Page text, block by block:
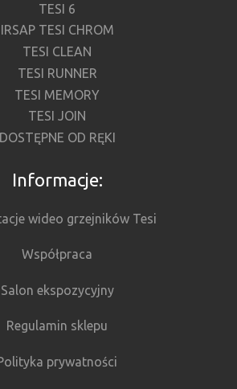
TESI 6
IRSAP TESI CHROM
TESI CLEAN
TESI RUNNER
TESI MEMORY
TESI JOIN
DOSTĘPNE OD RĘKI
Informacje:
wideo grzejników Tesi
Współpraca
Salon ekspozycyjny
Regulamin sklepu
prywatności